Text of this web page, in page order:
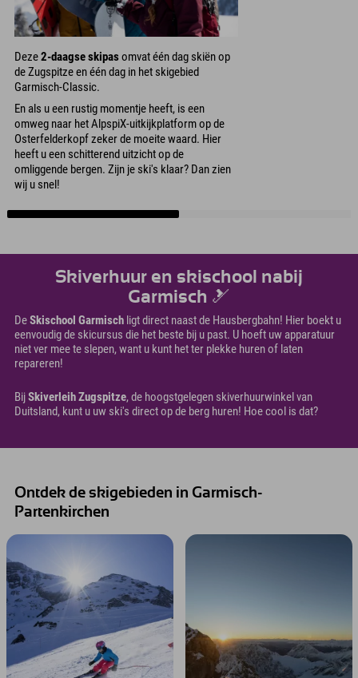
Deze2-daagse skipasomvat één dag skiën op
de Zugspitze en één dag in het skigebied
Garmisch-Classic.
En als u een rustig momentje heeft, is een
omweg naar het AlpspiX-uitkijkplatform op de
Osterfelderkopf zeker de moeite waard. Hier
heeft u een schitterend uitzicht op de
omliggende bergen. Zijn je ski's klaar? Dan zien
wij u snel!
Skiverhuur en skischool nabij
Garmisch 🎿
DeSkischool Garmisch ligt direct naast de Hausbergbahn! Hier boekt u
eenvoudig de skicursus die het beste bij u past. U hoeft uw apparatuur
niet ver mee te slepen, want u kunt het ter plekke huren of laten
repareren!
BijSkiverleih Zugspitze, de hoogstgelegen skiverhuurwinkel van
Duitsland, kunt u uw ski's direct op de berg huren! Hoe cool is dat?
Ontdek de skigebieden in Garmisch-
Partenkirchen